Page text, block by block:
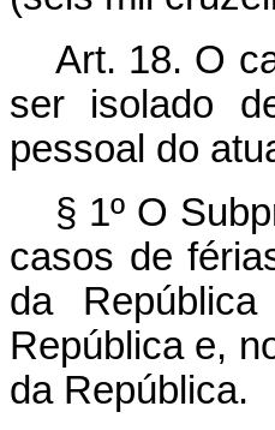
Art. 18. O
ser isolado
pessoal do
§ 1º O
casos de
da
República e,
da República.